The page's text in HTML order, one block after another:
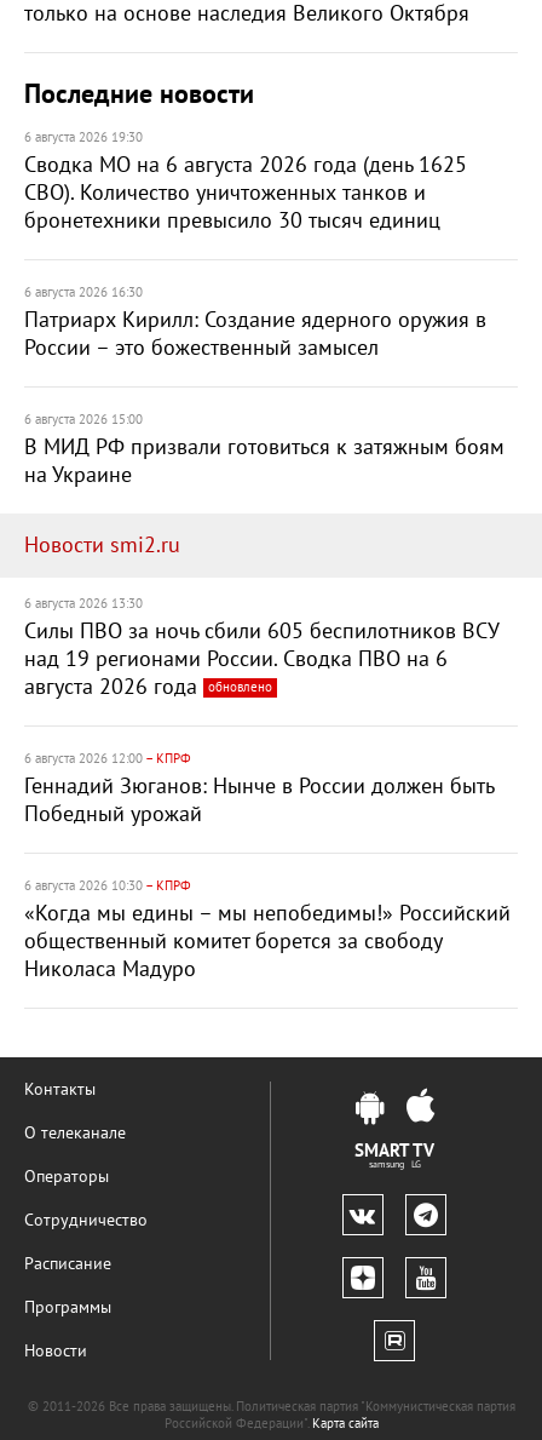
только на основе наследия Великого Октября
Последние новости
6 августа 2026 19:30
Сводка МО на 6 августа 2026 года (день 1625
СВО). Количество уничтоженных танков и
бронетехники превысило 30 тысяч единиц
6 августа 2026 16:30
Патриарх Кирилл: Создание ядерного оружия в
России – это божественный замысел
6 августа 2026 15:00
В МИД РФ призвали готовиться к затяжным боям
на Украине
Новости smi2.ru
6 августа 2026 13:30
Силы ПВО за ночь сбили 605 беспилотников ВСУ
над 19 регионами России. Сводка ПВО на 6
августа 2026 года
обновлено
6 августа 2026 12:00 – КПРФ
Геннадий Зюганов: Нынче в России должен быть
Победный урожай
6 августа 2026 10:30 – КПРФ
«Когда мы едины – мы непобедимы!» Российский
общественный комитет борется за свободу
Николаса Мадуро
Контакты
О телеканале
Операторы
Сотрудничество
Расписание
Программы
Новости
SMART TV
samsung LG
© 2011-2026 Все права защищены. Политическая партия "Коммунистическая партия
Российской Федерации". Карта сайта